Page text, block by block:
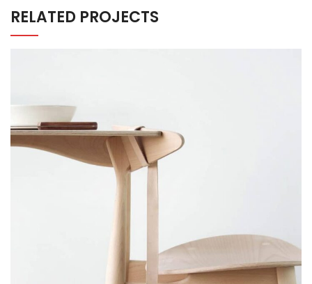
RELATED PROJECTS